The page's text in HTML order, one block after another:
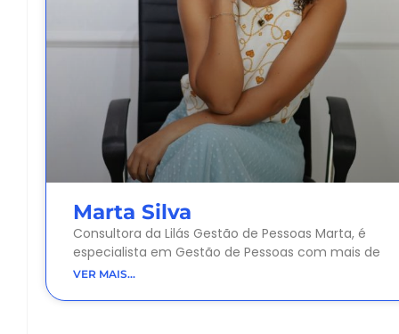
Marta Silva
Consultora da Lilás Gestão de Pessoas Marta, é
especialista em Gestão de Pessoas com mais de
VER MAIS...